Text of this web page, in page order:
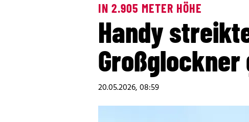
IN 2.905 METER HÖHE
Handy
20.05.2026, 08:59